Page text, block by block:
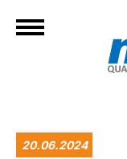
20.06.2024